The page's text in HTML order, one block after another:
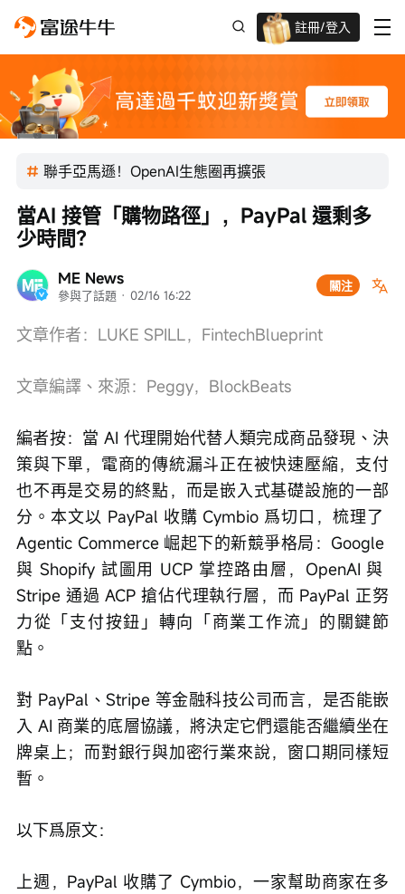
註冊/登入
迎新驚喜賞 股票/BTC等任你揀!
聯手亞馬遜！OpenAI生態圈再擴張
ME News
參與了話題 · 02/16 16:22
關注
當AI 接管「購物路徑」，PayPal 還剩多
少時間？
文章作者：LUKE SPILL，FintechBlueprint
文章編譯、來源：Peggy，BlockBeats
編者按：當 AI 代理開始代替人類完成商品發現、決
策與下單，電商的傳統漏斗正在被快速壓縮，支付
也不再是交易的終點，而是嵌入式基礎設施的一部
分。本文以 PayPal 收購 Cymbio 爲切口，梳理了
Agentic Commerce 崛起下的新競爭格局：Google
與 Shopify 試圖用 UCP 掌控路由層，OpenAI 與
Stripe 通過 ACP 搶佔代理執行層，而 PayPal 正努
力從「支付按鈕」轉向「商業工作流」的關鍵節
點。
對 PayPal、Stripe 等金融科技公司而言，是否能嵌
入 AI 商業的底層協議，將決定它們還能否繼續坐在
牌桌上；而對銀行與加密行業來說，窗口期同樣短
暫。
以下爲原文：
上週，PayPal 收購了 Cymbio，一家幫助商家在多